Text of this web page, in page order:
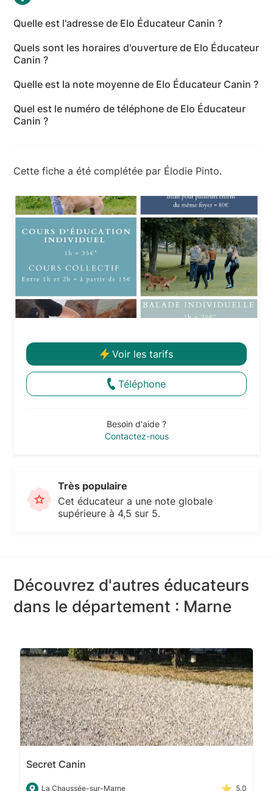
Quelle est l'adresse de Elo Éducateur Canin ?
L'adresse de Elo Éducateur Canin est Avenue
François Jacob, 51430 Bezannes - Marne
Quels sont les horaires d'ouverture de Elo Éducateur
Canin ?
Les horaires d'ouverture de Elo Éducateur Canin
sont les suivants : lundi: 09:00-18:00 - mardi: 09:00-
18:00 - mercredi: 09:00-18:00 - jeudi: 09:00-18:00 -
vendredi: 09:00-18:00 - samedi: Fermé - dimanche:
Quelle est la note moyenne de Elo Éducateur Canin ?
Elo Éducateur Canin a reçu 5 avis pour une note
moyenne de 5 sur 5.
Quel est le numéro de téléphone de Elo Éducateur
Canin ?
Cette fiche a été complétée par Élodie Pinto.
Voir les tarifs
Téléphone
Besoin d'aide ?
Contactez-nous
Très populaire
Cet éducateur a une note globale
supérieure à 4,5 sur 5.
Découvrez d'autres éducateurs
dans le département : Marne
Secret Canin
La Chaussée-sur-Marne 5.0